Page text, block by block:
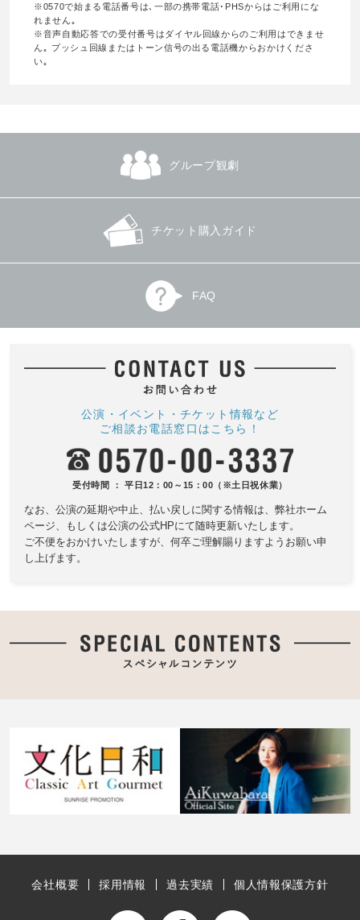
※0570で始まる電話番号は､一部の携帯電話･PHSからはご利用にな
れません｡
※音声自動応答での受付番号はダイヤル回線からのご利用はできませ
ん｡ プッシュ回線またはトーン信号の出る電話機からおかけくださ
い｡
グループ観劇
チケット購入ガイド
FAQ
公演・イベント・チケット情報など
ご相談お電話窓口はこちら！
受付時間 ： 平日12：00～15：00（※土日祝休業）
なお、公演の延期や中止、払い戻しに関する情報は、 弊社ホーム
ページ、もしくは公演の公式HPにて随時更新いたします。
ご不便をおかけいたしますが、何卒ご理解賜りますようお願い申
し上げます。
会社概要 採用情報 過去実績 個人情報保護方針